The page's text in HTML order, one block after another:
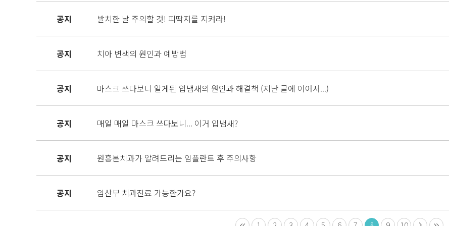
공지 발치한 날 주의할 것! 피딱지를 지켜라!
공지 치아 변색의 원인과 예방법
공지 마스크 쓰다보니 알게된 입냄새의 원인과 해결책 (지난 글에 이어서...)
공지 매일 매일 마스크 쓰다보니... 이거 입냄새?
공지 원흥본치과가 알려드리는 임플란트 후 주의사항
공지 임산부 치과진료 가능한가요?